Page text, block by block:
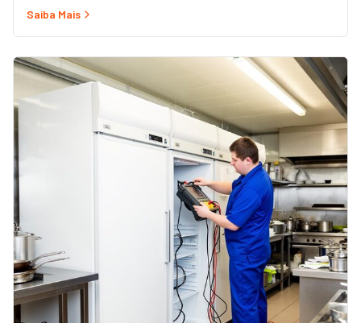
Erros de painel, não centrifuga, não seca, vazamento e mais.
Saiba Mais